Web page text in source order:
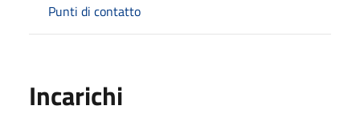
Punti di contatto
Incarichi